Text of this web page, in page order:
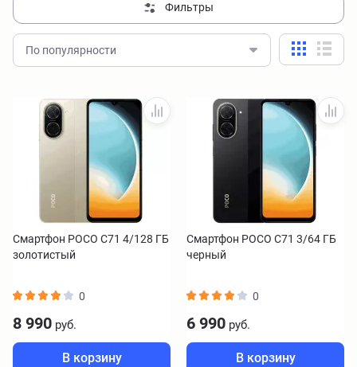
Фильтры
По популярности
Смартфон POCO C71 4/128 ГБ
золотистый
0
8 990 руб.
В корзину
Смартфон POCO C71 3/64 ГБ
черный
0
6 990 руб.
В корзину